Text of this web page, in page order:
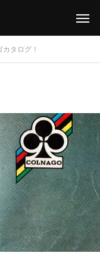
タログ！